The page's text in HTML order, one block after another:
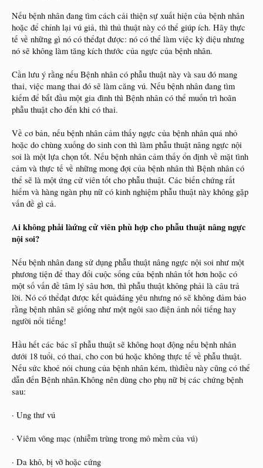
Nếu bệnh nhân đang tìm cách cải thiện sự xuất hiện của bệnh nhân
hoặc để chỉnh lại vú giả, thì thủ thuật này có thể giúp ích. Hãy thực
tế về những gì nó có thểđạt được: nó có thể làm việc kỳ diệu nhưng
nó sẽ không làm tăng kích thước của ngực của bệnh nhân.
Cần lưu ý rằng nếu Bệnh nhân có phẫu thuật này và sau đó mang
thai, việc mang thai đó sẽ làm căng vú. Nếu bệnh nhân đang tìm
kiếm để bắt đầu một gia đình thì Bệnh nhân có thể muốn trì hoãn
phẫu thuật cho đến khi có thai.
Về cơ bản, nếu bệnh nhân cảm thấy ngực của bệnh nhân quá nhỏ
hoặc do chùng xuống do sinh con thì làm phẫu thuật nâng ngực nội
soi là một lựa chọn tốt. Nếu bệnh nhân cảm thấy ổn định về mặt tình
cảm và thực tế về những mong đợi của bệnh nhân thì Bệnh nhân có
thể sẽ là một ứng cử viên tốt cho phẫu thuật. Các biến chứng rất
hiếm và hàng ngàn phụ nữ có kinh nghiệm phẫu thuật này không gặp
vấn đề gì cả.
Ai không phải làứng cử viên phù hợp cho phẫu thuật nâng ngực
nội soi?
Nếu bệnh nhân đang sử dụng phẫu thuật nâng ngực nội soi như một
phương tiện để thay đổi cuộc sống của bệnh nhân tốt hơn hoặc có
một số vấn đề tâm lý sâu hơn, thì phẫu thuật không phải là câu trả
lời. Nó có thểđạt được kết quảđáng yêu nhưng nó sẽ không đảm bảo
rằng bệnh nhân sẽ giống như một ngôi sao điện ảnh nổi tiếng hay
người nổi tiếng!
Hầu hết các bác sĩ phẫu thuật sẽ không hoạt động nếu bệnh nhân
dưới 18 tuổi, có thai, cho con bú hoặc không thực tế về phẫu thuật.
Nếu sức khoẻ nói chung của bệnh nhân kém, thìđiều này cũng có thể
dẫn đến Bệnh nhân.Không nên dùng cho phụ nữ bị các chứng bệnh
sau:
· Ung thư vú
· Viêm võng mạc (nhiễm trùng trong mô mềm của vú)
· Da khô, bị vỡ hoặc cứng